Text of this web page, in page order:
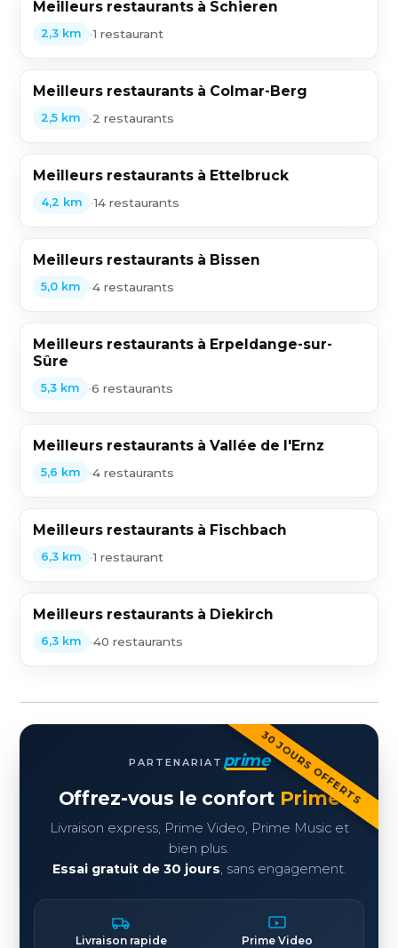
Meilleurs restaurants à Schieren
2,3 km •1 restaurant
Meilleurs restaurants à Colmar-Berg
2,5 km •2 restaurants
Meilleurs restaurants à Ettelbruck
4,2 km •14 restaurants
Meilleurs restaurants à Bissen
5,0 km •4 restaurants
Meilleurs restaurants à Erpeldange-sur-
Sûre
5,3 km •6 restaurants
Meilleurs restaurants à Vallée de l'Ernz
5,6 km •4 restaurants
Meilleurs restaurants à Fischbach
6,3 km •1 restaurant
Meilleurs restaurants à Diekirch
6,3 km •40 restaurants
30 JOURS OFFERTS
PARTENARIAT prime
Offrez-vous le confort Prime
Livraison express, Prime Video, Prime Music et
bien plus.
Essai gratuit de 30 jours, sans engagement.
Livraison rapide Prime Video